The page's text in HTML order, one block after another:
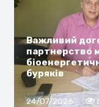
Важливий
партнерство
буряків
24/07/2026